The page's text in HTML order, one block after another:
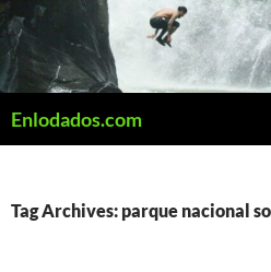
Skip
to
content
Enlodados.com
Tag Archives: parque nacional